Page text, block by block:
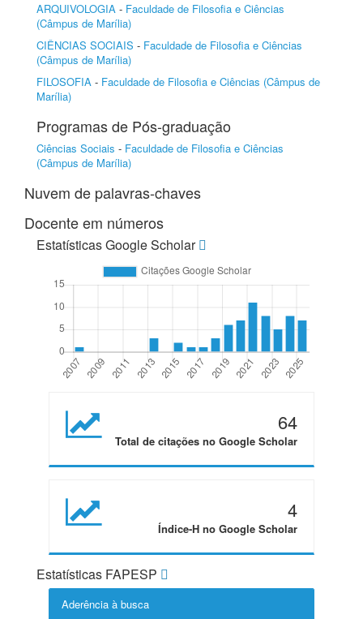
ARQUIVOLOGIA - Faculdade de Filosofia e Ciências
(Câmpus de Marília)
CIÊNCIAS SOCIAIS - Faculdade de Filosofia e Ciências
(Câmpus de Marília)
FILOSOFIA - Faculdade de Filosofia e Ciências (Câmpus de
Marília)
Programas de Pós-graduação
Ciências Sociais - Faculdade de Filosofia e Ciências
(Câmpus de Marília)
Nuvem de palavras-chaves
Docente em números
Estatísticas Google Scholar
64
Total de citações no Google Scholar
4
Índice-H no Google Scholar
Estatísticas FAPESP
Aderência à busca